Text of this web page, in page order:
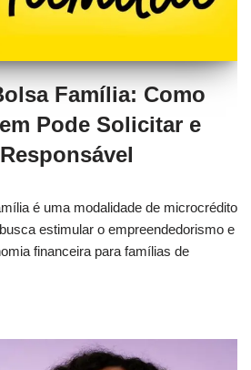
Família: Como
Pode Solicitar e
é uma modalidade de microcrédito
estimular o empreendedorismo e
financeira para famílias de